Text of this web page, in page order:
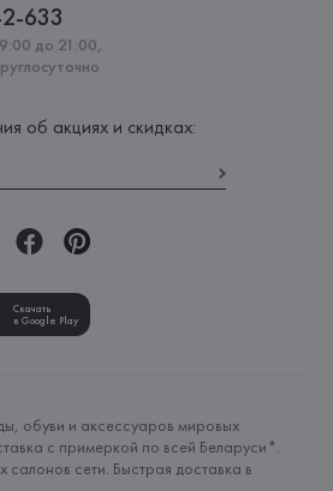
633
до 21:00,
об акциях и скидках:
Скачать
в Google Play
обуви и аксессуаров мировых
с примеркой по всей Беларуси*.
сети. Быстрая доставка в